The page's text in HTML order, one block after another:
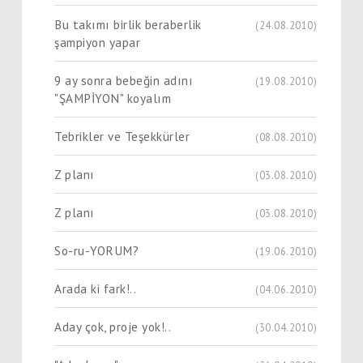
Bu takımı birlik beraberlik
şampiyon yapar
(24.08.2010)
9 ay sonra bebeğin adını
"ŞAMPİYON" koyalım
(19.08.2010)
Tebrikler ve Teşekkürler (08.08.2010)
Z planı (03.08.2010)
Z planı (03.08.2010)
So-ru-YORUM? (19.06.2010)
Arada ki fark!.. (04.06.2010)
Aday çok, proje yok!.. (30.04.2010)